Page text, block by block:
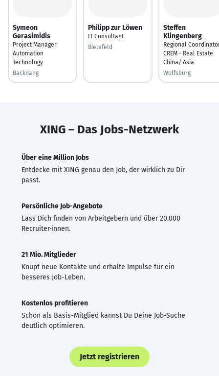
Symeon
Gerasimidis
Project Manager
Automation
Technology
Backnang
Philipp zur Löwen
IT Consultant
Bielefeld
Steffen
Klingenberg
Regional
CREM - Real Estate
China/ Asia
Wolfsburg
XING – Das Jobs-Netzwerk
Über eine Million Jobs
Entdecke mit XING genau den Job, der wirklich zu Dir
passt.
Persönliche Job-Angebote
Lass Dich finden von Arbeitgebern und über 20.000
Recruiter·innen.
21 Mio. Mitglieder
Knüpf neue Kontakte und erhalte Impulse für ein
besseres Job-Leben.
Kostenlos profitieren
Schon als Basis-Mitglied kannst Du Deine Job-Suche
deutlich optimieren.
Jetzt registrieren